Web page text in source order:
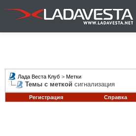
Лада Веста Клуб > Метки
Темы с меткой сигнализация
Регистрация Справка